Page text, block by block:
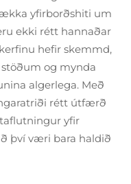
yfirborðshiti um
ekki rétt hannaðar
hefir skemmd,
og mynda
algerlega. Með
rétt útfærð
yfir
því væri bara haldið